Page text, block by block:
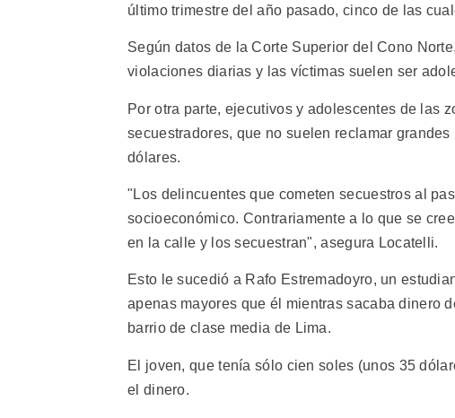
último trimestre del año pasado, cinco de las
Según datos de la Corte Superior del Cono
violaciones diarias y las víctimas suelen ser
Por otra parte, ejecutivos y adolescentes de las
secuestradores, que no suelen reclamar
dólares.
"Los delincuentes que cometen secuestros al
socioeconómico. Contrariamente a lo que se
en la calle y los secuestran", asegura Locatelli.
Esto le sucedió a Rafo Estremadoyro, un
apenas mayores que él mientras sacaba dinero
barrio de clase media de Lima.
El joven, que tenía sólo cien soles (unos 35
el dinero.